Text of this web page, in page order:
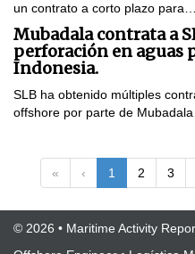
un contrato a corto plazo para…
Mubadala contrata a
perforación en aguas
Indonesia.
SLB ha obtenido múltiples
offshore por parte de
« ‹ 1 2 3
© 2026 • Maritime Activity